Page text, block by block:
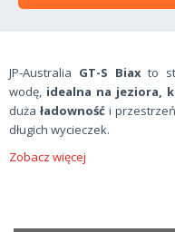
JP-Australia GT-S Biaxto
wodę, idealna na jeziora,
dużaładownośći
długich wycieczek.
Zobacz więcej